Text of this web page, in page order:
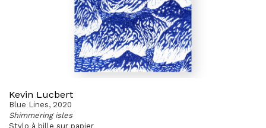
Kevin Lucbert
Blue Lines, 2020
Shimmering isles
Stylo à bille sur papier